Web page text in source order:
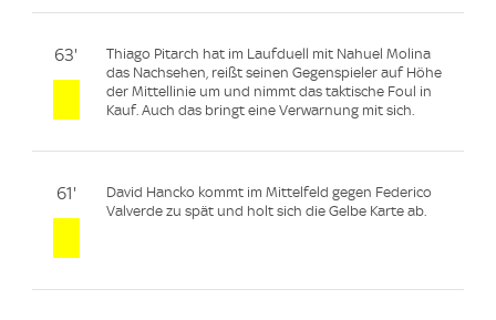
63'
Thiago Pitarch hat im Laufduell mit Nahuel Molina
das Nachsehen, reißt seinen Gegenspieler auf Höhe
der Mittellinie um und nimmt das taktische Foul in
Kauf. Auch das bringt eine Verwarnung mit sich.
61'
David Hancko kommt im Mittelfeld gegen Federico
Valverde zu spät und holt sich die Gelbe Karte ab.